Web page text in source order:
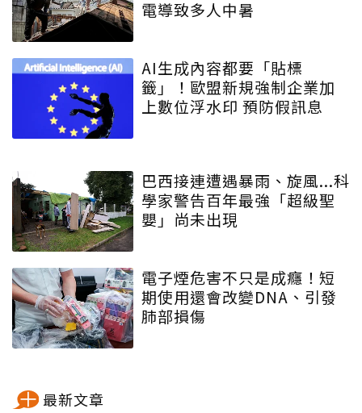
電導致多人中暑
AI生成內容都要「貼標
籤」！歐盟新規強制企業加
上數位浮水印 預防假訊息
巴西接連遭遇暴雨、旋風...科
學家警告百年最強「超級聖
嬰」尚未出現
電子煙危害不只是成癮！短
期使用還會改變DNA、引發
肺部損傷
最新文章